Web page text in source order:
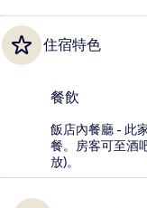
住宿特色
餐飲
飯店內餐廳 - 此
餐。房客可至酒
放)。